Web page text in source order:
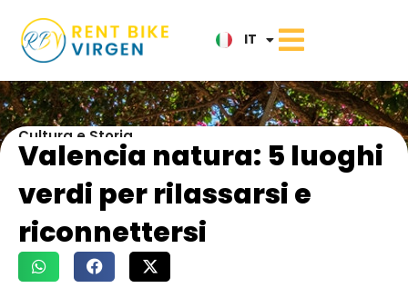
IT
NL
Cultura e Storia
Valencia natura: 5 luoghi
verdi per rilassarsi e
riconnettersi